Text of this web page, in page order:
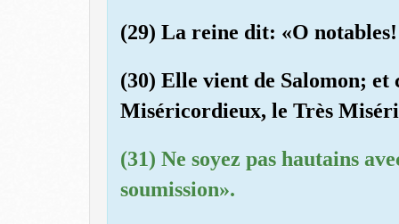
(29) La reine dit: «O
(30) Elle vient de Salomon;
Miséricordieux, le Très
(31) Ne soyez pas hautains
soumission».